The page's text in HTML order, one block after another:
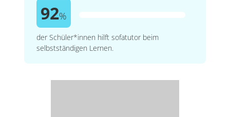
92%
der Schüler*innen hilft sofatutor beim
selbstständigen Lernen.